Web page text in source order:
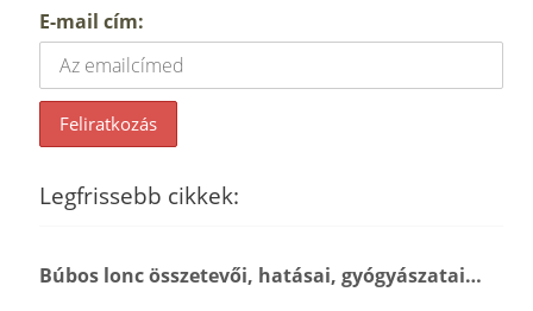
E-mail cím:
Legfrissebb cikkek:
Búbos lonc összetevői, hatásai, gyógyászatai…